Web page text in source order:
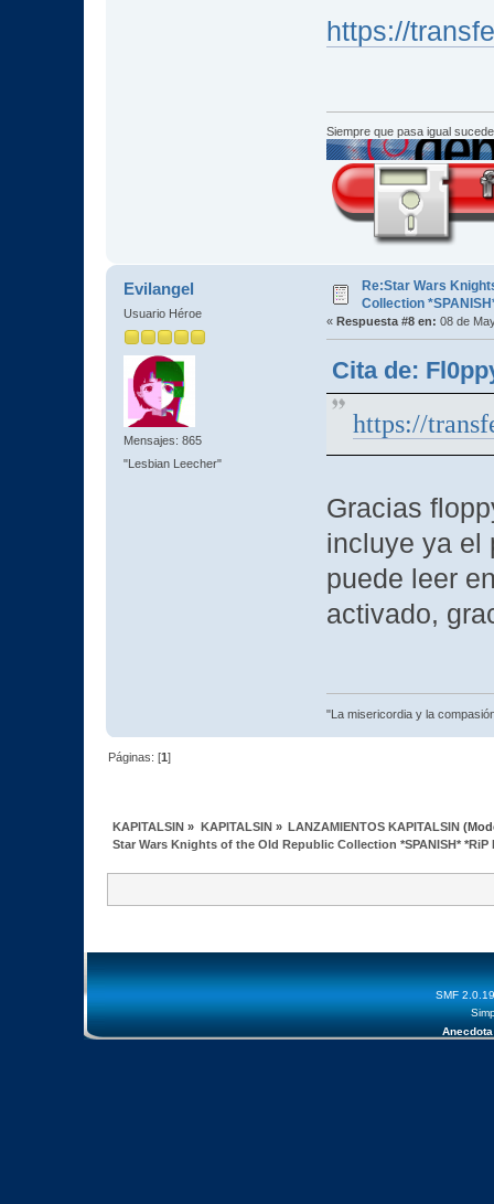
https://
Siempre que pasa igual
Evilangel
Usuario Héroe
Mensajes: 865
"Lesbian Leecher"
Re:Star Wars
Collection
« Respuesta #8 en: 08 de
Cita de:
https://
Gracias
incluye ya el
puede leer
activado,
"La misericordia y la
Páginas: [1]
KAPITALSIN » KAPITALSIN» LANZAMIENTOS KAPITALSIN
Star Wars Knights of the Old Republic Collection *SPANISH* *RiP
SMF 2.0.19
Anecdota